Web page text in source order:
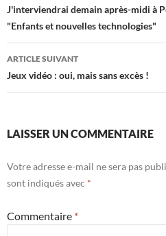
des
articles
J'interviendrai demain après-midi à
"Enfants et nouvelles technologies"
ARTICLE SUIVANT
Jeux vidéo : oui, mais sans excès !
LAISSER UN COMMENTAIRE
Votre adresse e-mail ne sera pas
sont indiqués avec *
Commentaire *